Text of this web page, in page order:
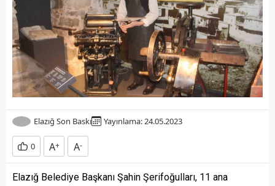
Elazığ Son Baskı Yayınlama: 24.05.2023
0 A+ A-
Elazığ Belediye Başkanı Şahin Şerifoğulları, 11 ana